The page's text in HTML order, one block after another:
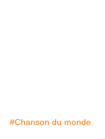
#Chanson du monde